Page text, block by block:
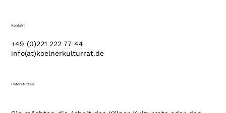
+49 (0)221 222 77 44
info(at)koelnerkulturrat.de
Kontakt
Unterstützen